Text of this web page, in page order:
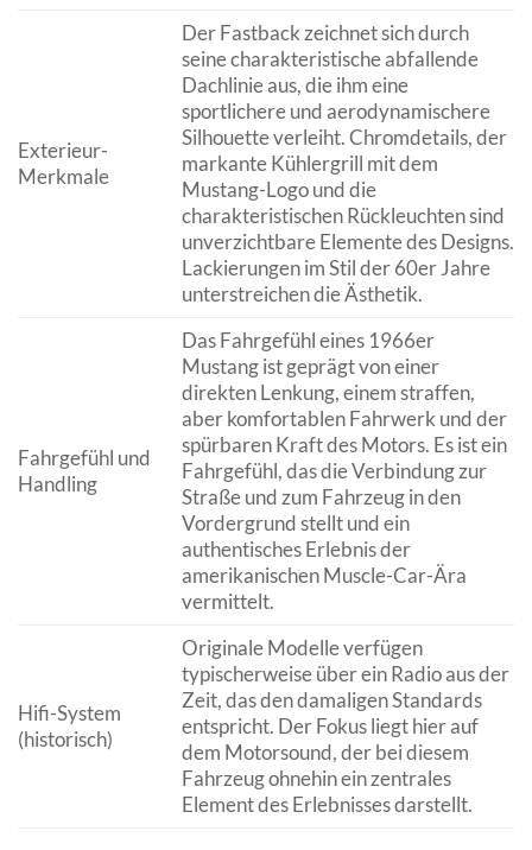
Exterieur-
Merkmale
Der Fastback zeichnet sich durch
seine charakteristische abfallende
Dachlinie aus, die ihm eine
sportlichere und aerodynamischere
Silhouette verleiht. Chromdetails, der
markante Kühlergrill mit dem
Mustang-Logo und die
charakteristischen Rückleuchten sind
unverzichtbare Elemente des Designs.
Lackierungen im Stil der 60er Jahre
unterstreichen die Ästhetik.
Fahrgefühl und
Handling
Das Fahrgefühl eines 1966er
Mustang ist geprägt von einer
direkten Lenkung, einem straffen,
aber komfortablen Fahrwerk und der
spürbaren Kraft des Motors. Es ist ein
Fahrgefühl, das die Verbindung zur
Straße und zum Fahrzeug in den
Vordergrund stellt und ein
authentisches Erlebnis der
amerikanischen Muscle-Car-Ära
vermittelt.
Hifi-System
(historisch)
Originale Modelle verfügen
typischerweise über ein Radio aus der
Zeit, das den damaligen Standards
entspricht. Der Fokus liegt hier auf
dem Motorsound, der bei diesem
Fahrzeug ohnehin ein zentrales
Element des Erlebnisses darstellt.